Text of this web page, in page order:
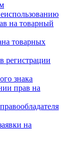
на товарный
товарных
регистрации
знака
прав на
на